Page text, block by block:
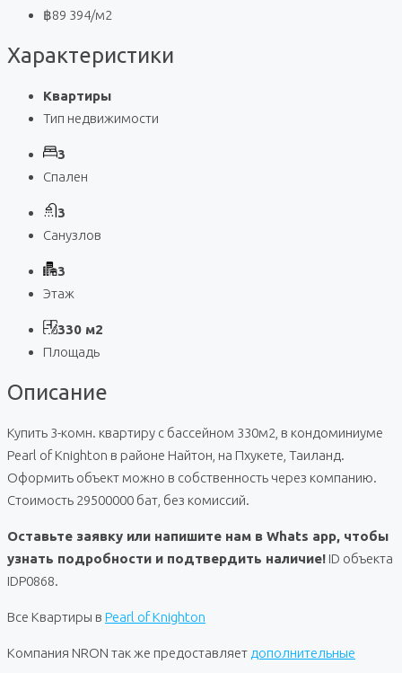
฿89 394/м2
Характеристики
Квартиры
Тип недвижимости
3
Спален
3
Санузлов
3
Этаж
330 м2
Площадь
Описание
Купить 3-комн. квартиру с бассейном 330м2, в кондоминиуме
Pearl of Knighton в районе Найтон, на Пхукете, Таиланд.
Оформить объект можно в собственность через компанию.
Стоимость 29500000 бат, без комиссий.
Оставьте заявку или напишите нам в Whats app, чтобы
узнать подробности и подтвердить наличие! ID объекта
IDP0868.
Все Квартиры в Pearl of Knighton
Компания NRON так же предоставляет дополнительные